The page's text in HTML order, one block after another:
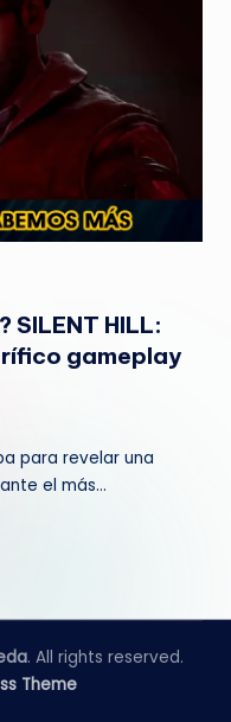
HILL:
gameplay
para revelar una
el más…
. All rights reserved.
Theme